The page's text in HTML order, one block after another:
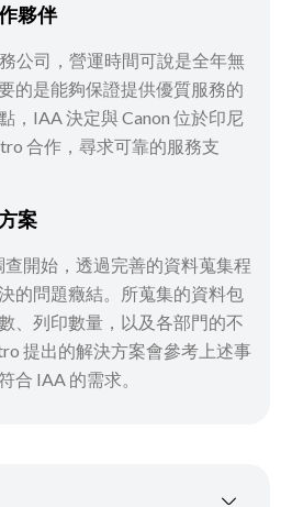
夥伴
公司，營運時間可說是全年無
的是能夠保證提供優質服務的
，IAA 決定與 Canon 位於印尼
合作，尋求可靠的服務支
案
開始，透過完善的資料蒐集程
的問題癥結。所蒐集的資料包
、列印數量，以及各部門的不
提出的解決方案會參考上述事
合 IAA 的需求。